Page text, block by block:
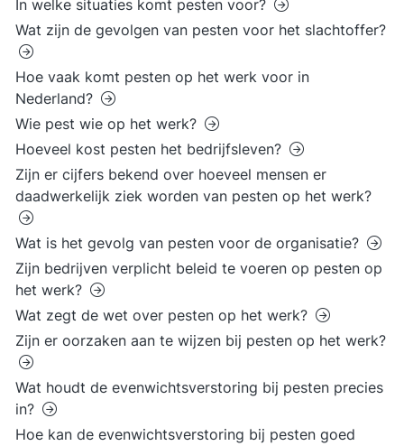
In welke situaties komt pesten voor?
Wat zijn de gevolgen van pesten voor het slachtoffer?
Hoe vaak komt pesten op het werk voor in
Nederland?
Wie pest wie op het werk?
Hoeveel kost pesten het bedrijfsleven?
Zijn er cijfers bekend over hoeveel mensen er
daadwerkelijk ziek worden van pesten op het werk?
Wat is het gevolg van pesten voor de organisatie?
Zijn bedrijven verplicht beleid te voeren op pesten op
het werk?
Wat zegt de wet over pesten op het werk?
Zijn er oorzaken aan te wijzen bij pesten op het werk?
Wat houdt de evenwichtsverstoring bij pesten precies
in?
Hoe kan de evenwichtsverstoring bij pesten goed